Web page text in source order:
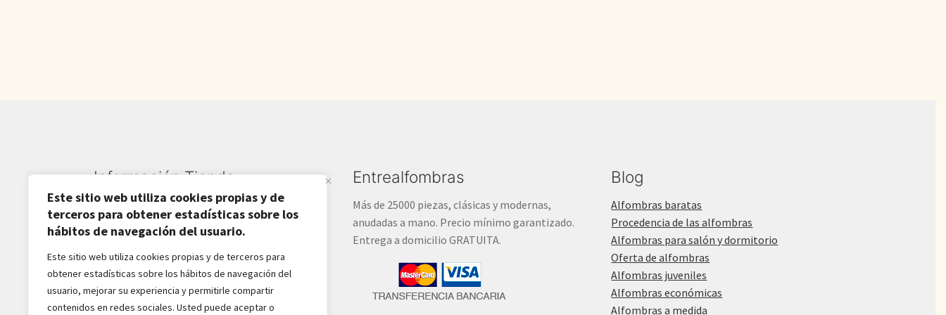
Este sitio web utiliza cookies propias y de
terceros para obtener estadísticas sobre los
hábitos de navegación del usuario.
Este sitio web utiliza cookies propias y de terceros para
obtener estadísticas sobre los hábitos de navegación del
usuario, mejorar su experiencia y permitirle compartir
contenidos en redes sociales. Usted puede aceptar o
Información Tienda
Sardarán SL CIF: B82809781
Av. Pirineos 27, Nave 6
San Sebastián de los Reyes
28703-Madrid - España
916516162 - 628518856
jaba2288@gmail.com
Entrealfombras
Más de 25000 piezas, clásicas y modernas,
anudadas a mano. Precio mínimo garantizado.
Entrega a domicilio GRATUITA.
Blog
Alfombras baratas
Procedencia de las alfombras
Alfombras para salón y dormitorio
Oferta de alfombras
Alfombras juveniles
Alfombras económicas
Alfombras a medida